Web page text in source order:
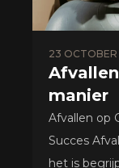
23
manier
Afvallen op
Succes
het is